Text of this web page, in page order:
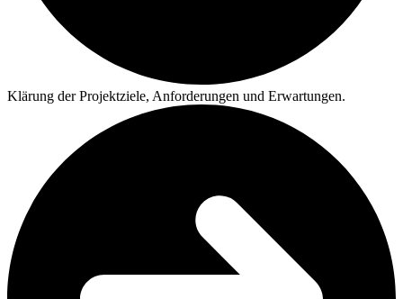
Klärung der Projektziele, Anforderungen und Erwartungen.